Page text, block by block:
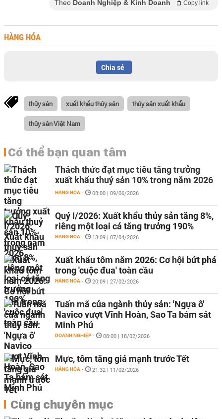
Theo Doanh Nghiệp & Kinh Doanh Copy link
HÀNG HÓA
Chia sẻ
thủy sản xuất khẩu thủy sản thủy sản xuất khẩu
thủy sản Việt Nam
Có thể bạn quan tâm
Thách thức đạt mục tiêu tăng trưởng
xuất khẩu thuỷ sản 10% trong năm 2026
HÀNG HÓA - 08:00 | 09/06/2026
Quý I/2026: Xuất khẩu thủy sản tăng 8%,
riêng một loại cá tăng trưởng 190%
HÀNG HÓA - 13:09 | 07/04/2026
Xuất khẩu tôm năm 2026: Cơ hội bứt phá
trong 'cuộc đua' toàn cầu
HÀNG HÓA - 20:09 | 27/02/2026
Tuấn mã của ngành thủy sản: 'Ngựa ô'
Navico vượt Vĩnh Hoàn, Sao Ta bám sát
Minh Phú
DOANH NGHIỆP - 08:00 | 18/02/2026
Mực, tôm tăng giá mạnh trước Tết
HÀNG HÓA - 21:32 | 11/02/2026
Cùng chuyên mục